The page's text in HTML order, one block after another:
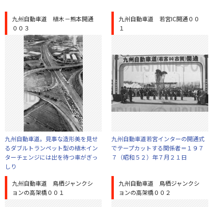
九州自動車道 植木－熊本開通
００３
九州自動車道。見事な造形美を見せ
るダブルトランペット型の植木イン
ターチェンジには出を待つ車がぎっ
しり
九州自動車道 若宮IC開通００
１
九州自動車道若宮インターの開通式
でテープカットする関係者＝１９７
７（昭和５２）年７月２１日
九州自動車道 鳥栖ジャンクシ
ョンの高架橋００１
九州自動車道 鳥栖ジャンクシ
ョンの高架橋００２